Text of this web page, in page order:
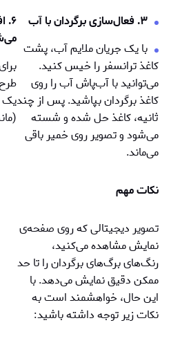
۳. فعال‌سازی برگردان با آب
با یک جریان ملایم آب، پشت
کاغذ ترانسفر را خیس کنید.
می‌توانید با آب‌پاش آب را روی
کاغذ برگردان بپاشید. پس از چند
ثانیه، کاغذ حل شده و شسته
می‌شود و تصویر روی خمیر باقی
می‌ماند.
یک
نکات مهم
تصویر دیجیتالی که روی صفحه‌ی
نمایش مشاهده می‌کنید،
رنگ‌های برگ‌های برگردان را تا حد
ممکن دقیق نمایش می‌دهد. با
این حال، خواهشمند است به
نکات زیر توجه داشته باشید: